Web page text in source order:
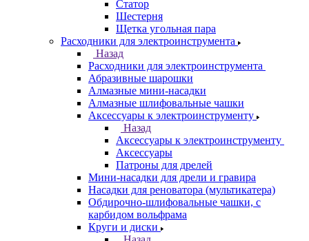
Статор
Шестерня
Щетка угольная пара
Расходники для электроинструмента
Назад
Расходники для электроинструмента
Абразивные шарошки
Алмазные мини-насадки
Алмазные шлифовальные чашки
Аксессуары к электроинструменту
Назад
Аксессуары к электроинструменту
Аксессуары
Патроны для дрелей
Мини-насадки для дрели и гравира
Насадки для реноватора (мультикатера)
Обдирочно-шлифовальные чашки, с
карбидом вольфрама
Круги и диски